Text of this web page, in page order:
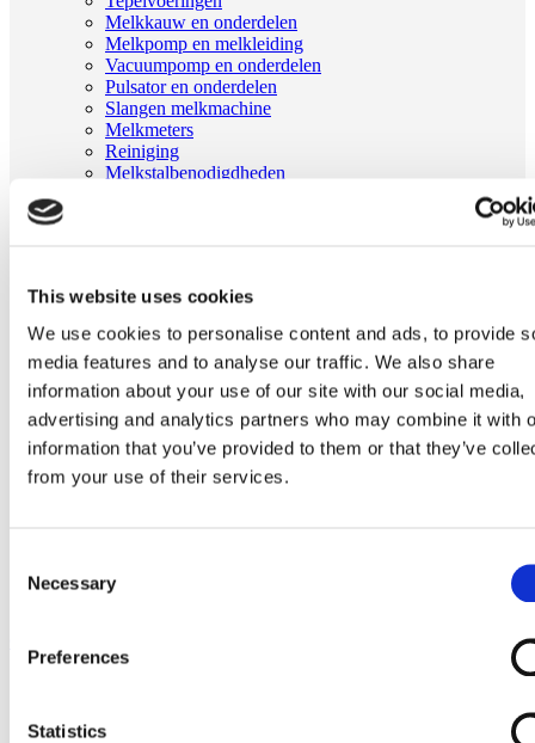
This website uses cookies
We use cookies to personalise content and ads, to provide
media features and to analyse our traffic. We also share
information about your use of our site with our social media,
advertising and analytics partners who may combine it with
information that you’ve provided to them or that they’ve
from your use of their services.
Selection
Necessary
Preferences
Statistics
Melkkauw en onderdelen
Melkpomp en melkleiding
Vacuumpomp en onderdelen
Pulsator en onderdelen
Slangen melkmachine
Melkmeters
Reiniging
Melkstalbenodigdheden
Melkrobot
DeLaval VMS Melkrobot
Fullwood Merlin
GEA MIone
Stal benodigdheden
Go to Stal benodigdheden
Koeborstel
Ambic onderdelen
Minimelkers
stalartikelen
Minimelkers
Schakelaar minimelker